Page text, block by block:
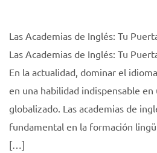
Las Academias de Inglés: Tu
Las Academias de Inglés: Tu
En la actualidad, dominar el
en una habilidad indispensable en
globalizado. Las academias de
fundamental en la formación
[…]